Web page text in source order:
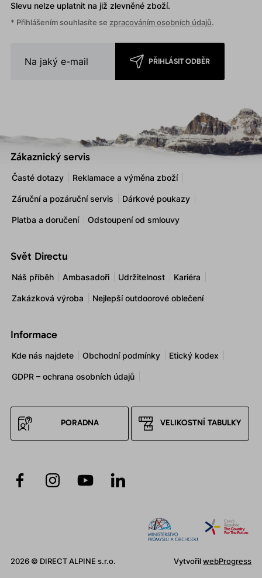
Slevu nelze uplatnitna již zlevněné zboží.
* Přihlášením souhlasíte se zpracováním osobních údajů.
PŘIHLÁSIT ODBĚR
Zákaznický servis
Časté dotazy Reklamace a výměna zboží
Záruční a pozáruční servis Dárkové poukazy
Platba a doručení Odstoupení od smlouvy
Svět Directu
Náš příběh Ambasadoři Udržitelnost Kariéra
Zakázková výroba Nejlepší outdoorové oblečení
Informace
Kde nás najdete Obchodní podmínky Etický kodex
GDPR – ochrana osobních údajů
PORADNA VELIKOSTNÍ TABULKY
2026 © DIRECT ALPINE s.r.o. VytvořilwebProgress